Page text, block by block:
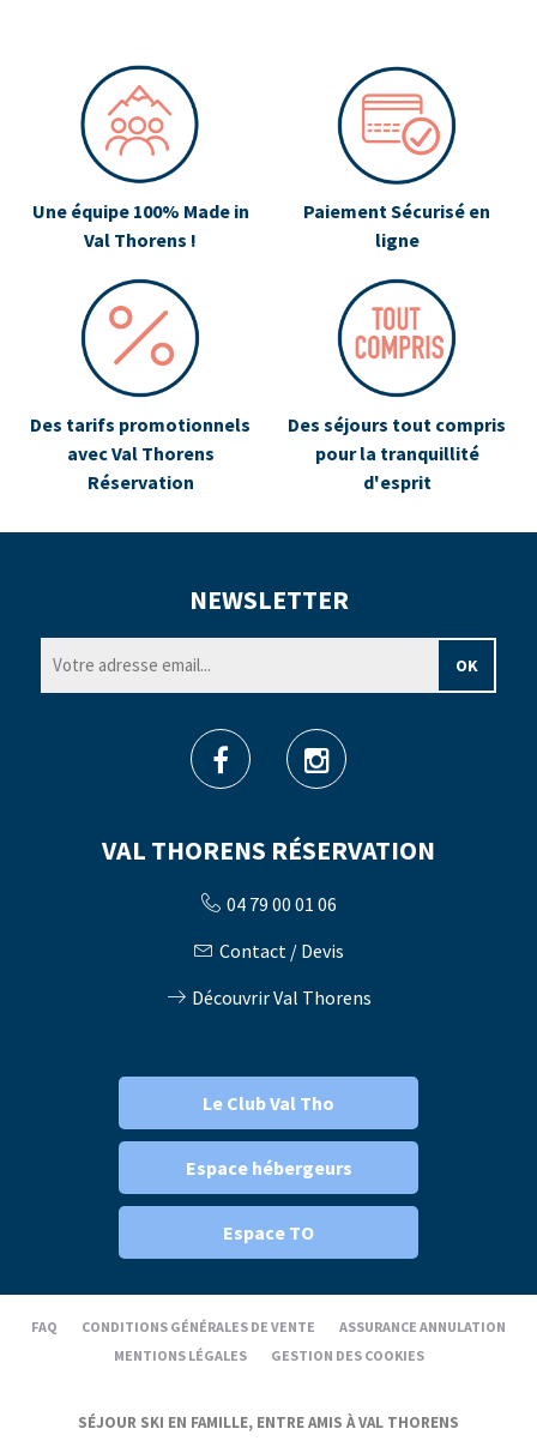
Une équipe 100% Made in
Val Thorens !
Paiement Sécurisé en
ligne
Des tarifs promotionnels
avec Val Thorens
Réservation
Des séjours tout compris
pour la tranquillité
d'esprit
VAL THORENS RÉSERVATION
04 79 00 01 06
Contact / Devis
Découvrir Val Thorens
NEWSLETTER
Le Club Val Tho
Espace hébergeurs
Espace TO
FAQ CONDITIONS GÉNÉRALES DE VENTE
ASSURANCE ANNULATION
MENTIONS LÉGALES
GESTION DES COOKIES
SÉJOUR SKI EN FAMILLE, ENTRE AMIS À VAL THORENS